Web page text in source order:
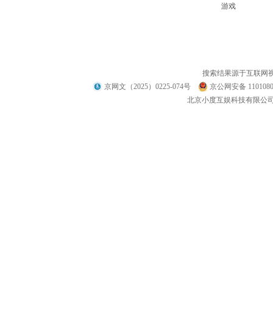
游戏
搜索结果源于互联网
京网文（2025）0225-074号
京公网安备
北京小度互娱科技有限公